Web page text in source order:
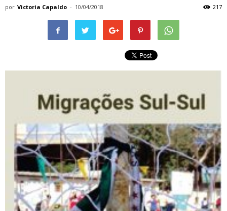
por Victoria Capaldo - 10/04/2018 217